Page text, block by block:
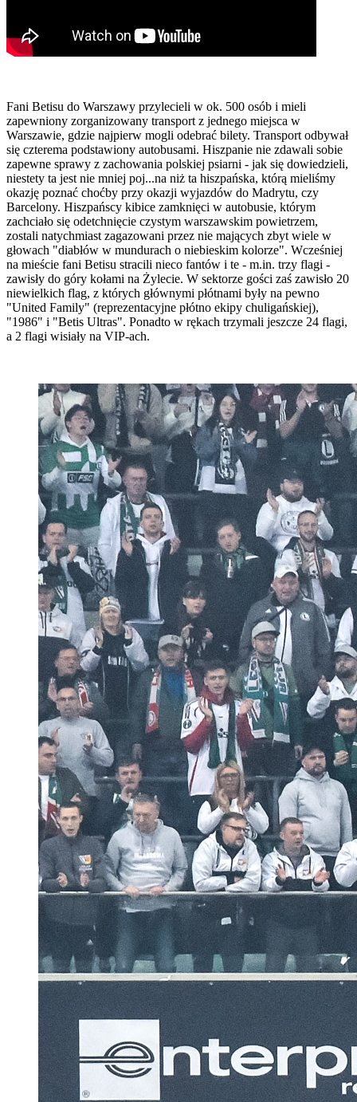
Fani Betisu do Warszawy przylecieli w ok. 500 osób i mieli
zapewniony zorganizowany transport z jednego miejsca w
Warszawie, gdzie najpierw mogli odebrać bilety. Transport odbywał
się czterema podstawiony autobusami. Hiszpanie nie zdawali sobie
zapewne sprawy z zachowania polskiej psiarni - jak się dowiedzieli,
niestety ta jest nie mniej poj...na niż ta hiszpańska, którą mieliśmy
okazję poznać choćby przy okazji wyjazdów do Madrytu, czy
Barcelony. Hiszpańscy kibice zamknięci w autobusie, którym
zachciało się odetchnięcie czystym warszawskim powietrzem,
zostali natychmiast zagazowani przez nie mających zbyt wiele w
głowach "diabłów w mundurach o niebieskim kolorze". Wcześniej
na mieście fani Betisu stracili nieco fantów i te - m.in. trzy flagi -
zawisły do góry kołami na Żylecie. W sektorze gości zaś zawisło 20
niewielkich flag, z których głównymi płótnami były na pewno
"United Family" (reprezentacyjne płótno ekipy chuligańskiej),
"1986" i "Betis Ultras". Ponadto w rękach trzymali jeszcze 24 flagi,
a 2 flagi wisiały na VIP-ach.